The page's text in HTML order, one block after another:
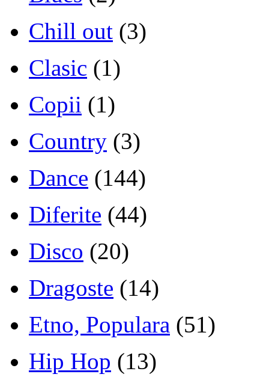
Chill out (3)
Clasic (1)
Copii (1)
Country (3)
Dance (144)
Diferite (44)
Disco (20)
Dragoste (14)
Etno, Populara (51)
Hip Hop (13)